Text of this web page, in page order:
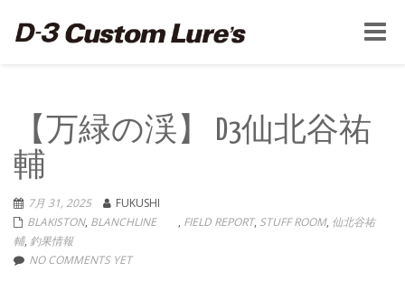
Toggle
【万緑の渓】 D3仙北谷祐
輔
7月 31, 2025
FUKUSHI
BLAKISTON, BLANCHLINE , FIELD REPORT, STUFF ROOM, 仙北谷祐
輔, 釣果情報
NO COMMENTS YET